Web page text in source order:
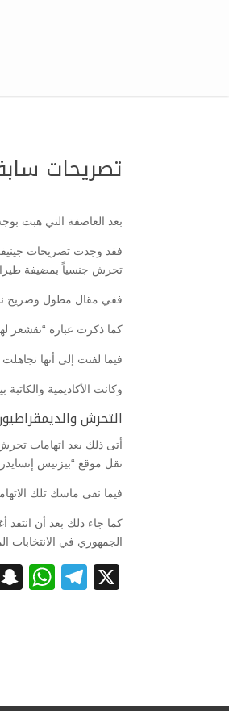
تصريحات
بعد العاصفة التي هبت
تحرش جنسياً بمضيفة طيران
ففي مقال مطول وصريح نشرته مجلة “ماري كلير” عام 2010، كشفت
كما ذكرت عبارة “تقشعر
فيما لفتت إلى أنها
وكانت الأكاديمية
التحرش
نقل موقع “بيزنيس
فيما نفى ماسك تلك
كما جاء ذلك بعد أن انتقد
الجمهوري في الانتخابات
X